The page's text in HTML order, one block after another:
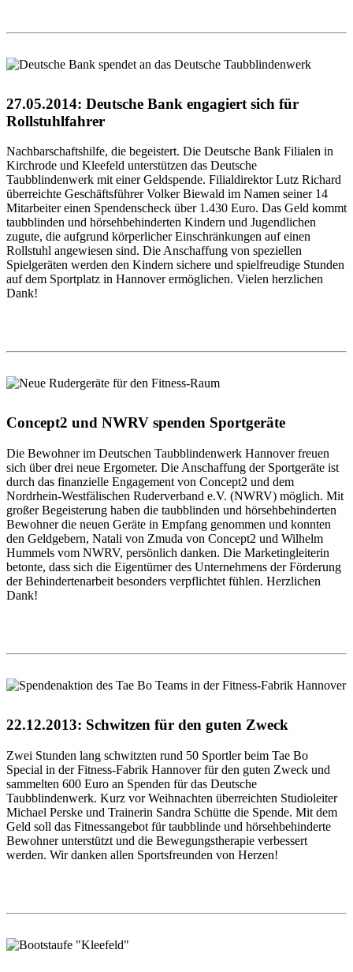
27.05.2014: Deutsche Bank engagiert sich für
Rollstuhlfahrer
Nachbarschaftshilfe, die begeistert. Die Deutsche Bank Filialen in
Kirchrode und Kleefeld unterstützen das Deutsche
Taubblindenwerk mit einer Geldspende. Filialdirektor Lutz Richard
überreichte Geschäftsführer Volker Biewald im Namen seiner 14
Mitarbeiter einen Spendenscheck über 1.430 Euro. Das Geld kommt
taubblinden und hörsehbehinderten Kindern und Jugendlichen
zugute, die aufgrund körperlicher Einschränkungen auf einen
Rollstuhl angewiesen sind. Die Anschaffung von speziellen
Spielgeräten werden den Kindern sichere und spielfreudige Stunden
auf dem Sportplatz in Hannover ermöglichen. Vielen herzlichen
Dank!
Concept2 und NWRV spenden Sportgeräte
Die Bewohner im Deutschen Taubblindenwerk Hannover freuen
sich über drei neue Ergometer. Die Anschaffung der Sportgeräte ist
durch das finanzielle Engagement von Concept2 und dem
Nordrhein-Westfälischen Ruderverband e.V. (NWRV) möglich. Mit
großer Begeisterung haben die taubblinden und hörsehbehinderten
Bewohner die neuen Geräte in Empfang genommen und konnten
den Geldgebern, Natali von Zmuda von Concept2 und Wilhelm
Hummels vom NWRV, persönlich danken. Die Marketingleiterin
betonte, dass sich die Eigentümer des Unternehmens der Förderung
der Behindertenarbeit besonders verpflichtet fühlen. Herzlichen
Dank!
22.12.2013: Schwitzen für den guten Zweck
Zwei Stunden lang schwitzten rund 50 Sportler beim Tae Bo
Special in der Fitness-Fabrik Hannover für den guten Zweck und
sammelten 600 Euro an Spenden für das Deutsche
Taubblindenwerk. Kurz vor Weihnachten überreichten Studioleiter
Michael Perske und Trainerin Sandra Schütte die Spende. Mit dem
Geld soll das Fitnessangebot für taubblinde und hörsehbehinderte
Bewohner unterstützt und die Bewegungstherapie verbessert
werden. Wir danken allen Sportsfreunden von Herzen!